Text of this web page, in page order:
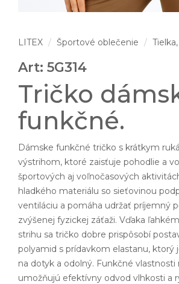
LITEX Športové oblečenie
Art: 5G314
Tričko
funkčné.
Dámske funkčné tričko s krátkym
výstrihom, ktoré zaisťuje pohodlie a
športových aj voľnočasových
hladkého materiálu so sieťovinou
ventiláciu a pomáha udržať príjemný
zvýšenej fyzickej záťaži. Vďaka
strihu sa tričko dobre prispôsobí
polyamid s prídavkom elastanu, ktorý
na dotyk a odolný. Funkčné vlastnosti
umožňujú efektívny odvod vlhkosti a